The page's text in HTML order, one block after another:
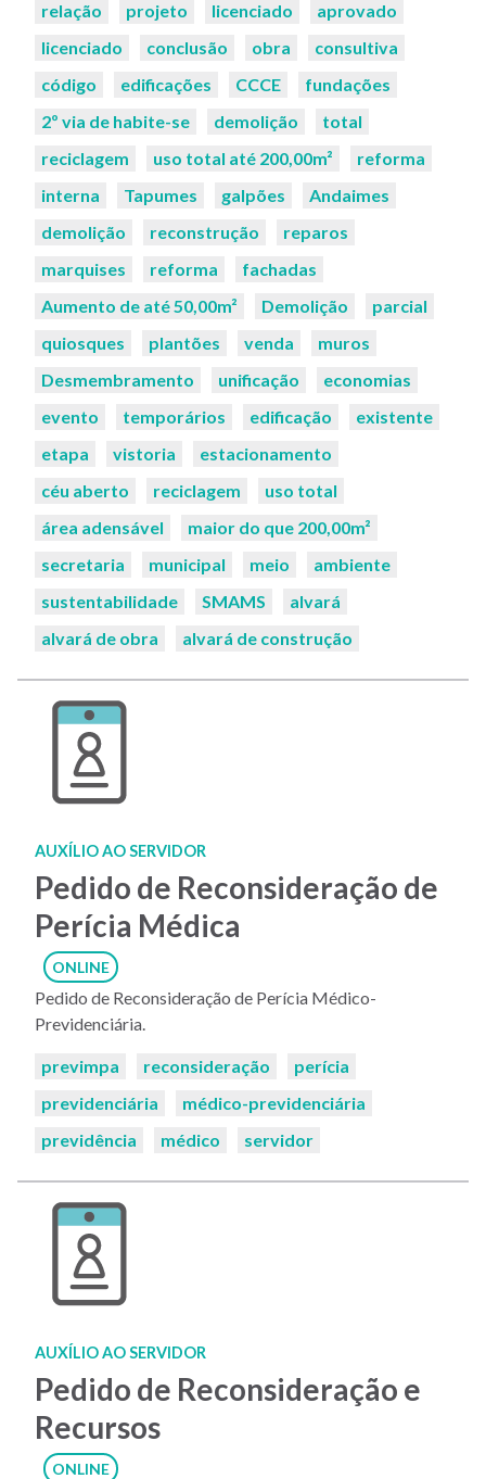
relação projeto licenciado
aprovado
licenciado
conclusão obra
consultiva
código
edificações CCCE
fundações
2º via de habite-se
demolição
total
reciclagem
uso total até 200,00m²
reforma
interna
Tapumes galpões
Andaimes
demolição
reconstrução
reparos
marquises
reforma
fachadas
Aumento de até 50,00m²
Demolição
parcial
quiosques
plantões venda
muros
Desmembramento
unificação
economias
evento
temporários edificação
existente
etapa
vistoria
estacionamento
céu aberto
reciclagem
uso total
área adensável
maior do que 200,00m²
secretaria
municipal meio
ambiente
sustentabilidade
SMAMS
alvará
alvará de obra
alvará de construção
AUXÍLIO AO SERVIDOR
Pedido de Reconsideração de
Perícia Médica
ONLINE
Pedido de Reconsideração de Perícia Médico-
Previdenciária.
Palavras-
previmpa reconsideração
perícia
previdenciária
médico-previdenciária
previdência
médico servidor
AUXÍLIO AO SERVIDOR
Pedido de Reconsideração e
Recursos
ONLINE